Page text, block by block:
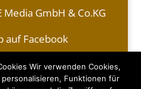
GmbH & Co.KG
auf Facebook
Datenschutzerklärung
Wir verwenden Cookies,
Funktionen für